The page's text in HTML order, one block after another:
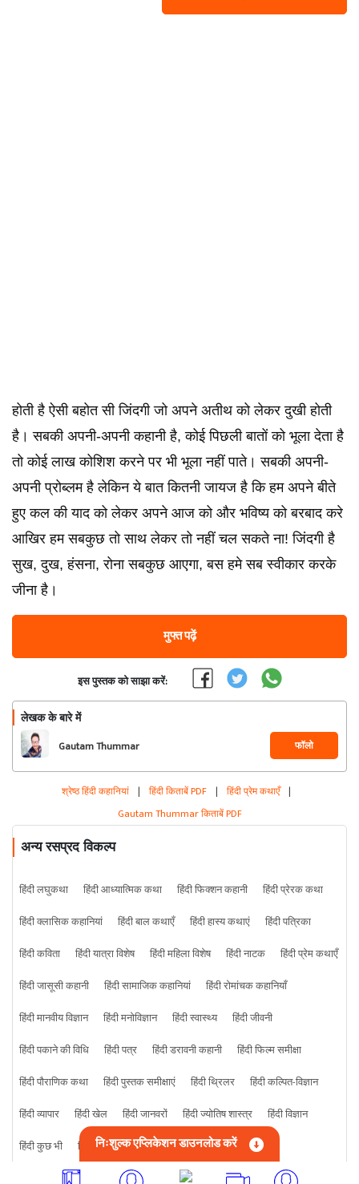
होती है ऐसी बहोत सी जिंदगी जो अपने अतीथ को लेकर दुखी होती
है। सबकी अपनी-अपनी कहानी है, कोई पिछली बातों को भूला देता है
तो कोई लाख कोशिश करने पर भी भूला नहीं पाते। सबकी अपनी-
अपनी प्रोब्लम है लेकिन ये बात कितनी जायज है कि हम अपने बीते
हुए कल की याद को लेकर अपने आज को और भविष्य को बरबाद करे
आखिर हम सबकुछ तो साथ लेकर तो नहीं चल सकते ना! जिंदगी है
सुख, दुख, हंसना, रोना सबकुछ आएगा, बस हमे सब स्वीकार करके
जीना है।
मुफ्त पढ़ें
इस पुस्तक को साझा करें:
लेखक के बारे में
Gautam Thummar फॉलो
श्रेष्ठ हिंदी कहानियां | हिंदी किताबें PDF | हिंदी प्रेम कथाएँ |
Gautam Thummar किताबें PDF
अन्य रसप्रद विकल्प
हिंदी लघुकथा हिंदी आध्यात्मिक कथा हिंदी फिक्शन कहानी
हिंदी प्रेरक कथा
हिंदी क्लासिक कहानियां
हिंदी बाल कथाएँ हिंदी हास्य कथाएं
हिंदी पत्रिका
हिंदी कविता
हिंदी यात्रा विशेष हिंदी महिला विशेष हिंदी नाटक
हिंदी प्रेम कथाएँ
हिंदी जासूसी कहानी
हिंदी सामाजिक कहानियां
हिंदी रोमांचक कहानियाँ
हिंदी मानवीय विज्ञान
हिंदी मनोविज्ञान हिंदी स्वास्थ्य
हिंदी जीवनी
हिंदी पकाने की विधि
हिंदी पत्र हिंदी डरावनी कहानी
हिंदी फिल्म समीक्षा
हिंदी पौराणिक कथा
हिंदी पुस्तक समीक्षाएं हिंदी थ्रिलर
हिंदी कल्पित-विज्ञान
हिंदी व्यापार
हिंदी खेल हिंदी जानवरों हिंदी ज्योतिष शास्त्र
हिंदी विज्ञान
हिंदी कुछ भी
हिंदी क्राइम कहानी
निःशुल्क एप्लिकेशन डाउनलोड करें